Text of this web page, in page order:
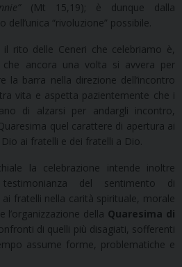
(Mt 15,19); è dunque dalla
dell’unica “rivoluzione” possibile.
rito delle Ceneri che celebriamo è,
che ancora una volta si avvera per
la barra nella direzione dell’incontro
vita e aspetta pazientemente che i
di alzarsi per andargli incontro,
quel carattere di apertura ai
ai fratelli e dei fratelli a Dio.
la celebrazione intende inoltre
del sentimento di
fratelli nella carità spirituale, morale
l’organizzazione della Quaresima di
di quelli più disagiati, sofferenti
assume forme, problematiche e